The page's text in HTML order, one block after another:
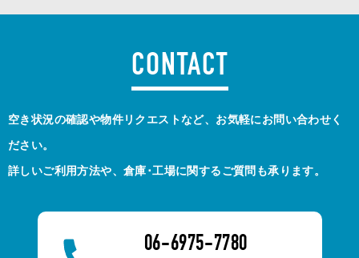
CONTACT
空き状況の確認や物件リクエストなど、お気軽にお問い合わせく
ださい。
詳しいご利用方法や、倉庫･工場に関するご質問も承ります。
06-6975-7780